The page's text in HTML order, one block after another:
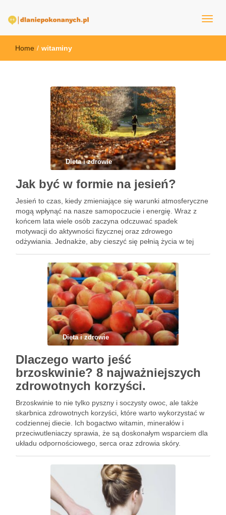
dlaNiepokonanych.pl
Home / witaminy
Dieta i zdrowie
Jak być w formie na jesień?
Jesień to czas, kiedy zmieniające się warunki atmosferyczne
mogą wpłynąć na nasze samopoczucie i energię. Wraz z
końcem lata wiele osób zaczyna odczuwać spadek
motywacji do aktywności fizycznej oraz zdrowego
odżywiania. Jednakże, aby cieszyć się pełnią życia w tej
swoim stylu …
Dieta i zdrowie
Dlaczego warto jeść
brzoskwinie? 8 najważniejszych
zdrowotnych korzyści.
Brzoskwinie to nie tylko pyszny i soczysty owoc, ale także
skarbnica zdrowotnych korzyści, które warto wykorzystać w
codziennej diecie. Ich bogactwo witamin, minerałów i
przeciwutleniaczy sprawia, że są doskonałym wsparciem dla
układu odpornościowego, serca oraz zdrowia skóry.
samopoczucie i przyczynić się do lepszego funkcjonowania